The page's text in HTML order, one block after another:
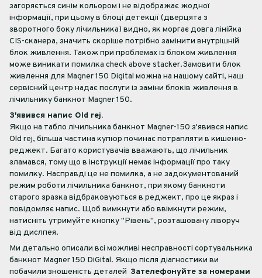
загоряється синім кольором і не відображає жодної
інформації, при цьому в блоці детекції (дверцята з
зворотного боку лічильника) видно, як моргає довга лінійка
CIS-сканера, значить скоріше потрібно замінити внутрішній
блок живлення. Також при проблемах із блоком живлення
може виникати помилка check above stacker.Замовити блок
живлення для Magner 150 Digital можна на нашому сайті, наш
сервісний центр надає послуги із заміни блоків живлення в
лічильнику банкнот Magner 150.
З'явився напис Old rej.
Якщо на табло лічильника банкнот Magner-150 з'явився напис
Old rej, більша частина купюр починає потрапляти в кишеню-
реджект. Багато користувачів вважають, що лічильник
зламався, тому що в інструкції немає інформації про таку
помилку. Насправді це не помилка, а не задокументований
режим роботи лічильника банкнот, при якому банкноти
старого зразка відбраковуються в реджект, про це якраз і
повідомляє напис. Щоб вимкнути або ввімкнути режим,
натисніть утримуйте кнопку "Рівень", розташовану ліворуч
від дислпея.
Ми детально описали всі можливі несправності сортувальника
банкнот Magner 150 DiGital. Якщо після діагностики ви
побачили зношеність деталей Зателефонуйте за номерами